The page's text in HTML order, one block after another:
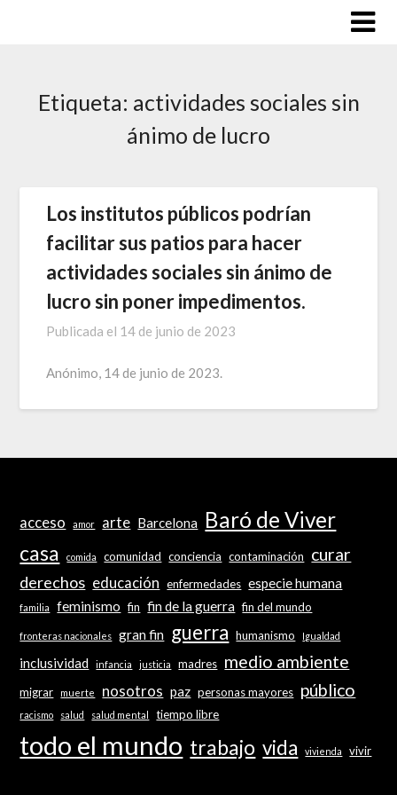
Etiqueta: actividades sociales sin
ánimo de lucro
Los institutos públicos podrían
facilitar sus patios para hacer
actividades sociales sin ánimo de
lucro sin poner impedimentos.
Publicada el 14 de junio de 2023
Anónimo, 14 de junio de 2023.
acceso amor arte Barcelona Baró de Viver
casa comida comunidad conciencia contaminación curar
derechos educación enfermedades especie humana
familia feminismo fin fin de la guerra fin del mundo
fronteras nacionales gran fin guerra humanismo Igualdad
inclusividad infancia justicia madres medio ambiente
migrar muerte nosotros paz personas mayores público
racismo salud salud mental tiempo libre
todo el mundo trabajo vida vivienda vivir